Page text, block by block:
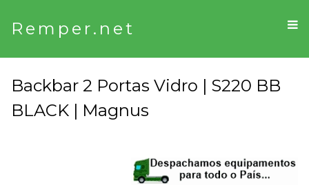
Remper.net
Backbar 2 Portas Vidro | S220 BB
BLACK | Magnus